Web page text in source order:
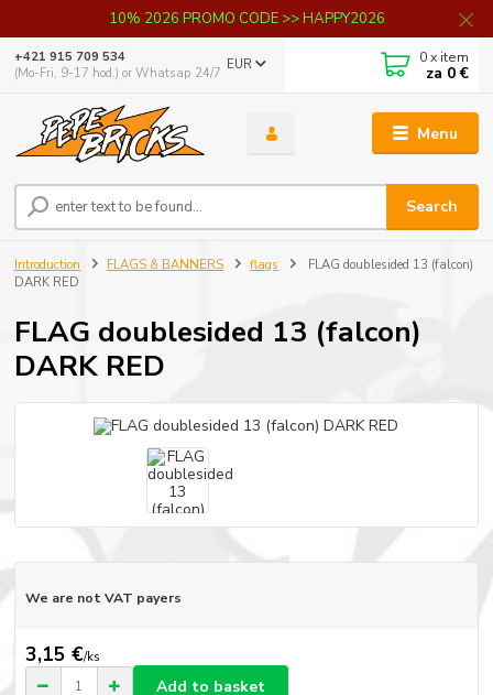
10% 2026 PROMO CODE >> HAPPY2026
Menu
EUR
Search
+421 915 709 534
(Mo-Fri, 9-17 hod.) or Whatsap 24/7
0x item
za 0 €
Introduction FLAGS & BANNERS flags
FLAG doublesided 13 (falcon)
DARK RED
FLAG doublesided 13 (falcon)
DARK RED
We are not VAT payers
3,15 €/ks
Add to basket